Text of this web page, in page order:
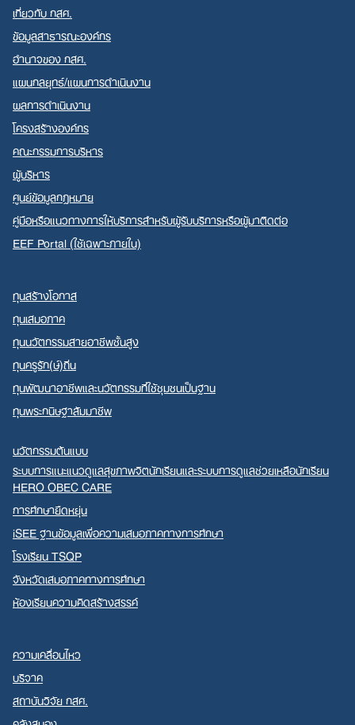
เกี่ยวกับ กสศ.
ข้อมูลสาธารณะองค์กร
อำนาจของ กสศ.
แผนกลยุทธ์/แผนการดำเนินงาน
ผลการดำเนินงาน
โครงสร้างองค์กร
คณะกรรมการบริหาร
ผู้บริหาร
ศูนย์ข้อมูลกฎหมาย
คู่มือหรือแนวทางการให้บริการสำหรับผู้รับบริการหรือผู้มาติดต่อ
EEF Portal (ใช้เฉพาะภายใน)
ทุนสร้างโอกาส
ทุนเสมอภาค
ทุนนวัตกรรมสายอาชีพชั้นสูง
ทุนครูรัก(ษ์)ถิ่น
ทุนพัฒนาอาชีพและนวัตกรรมที่ใช้ชุมชนเป็นฐาน
ทุนพระกนิษฐาสัมมาชีพ
นวัตกรรมต้นแบบ
ระบบการแนะแนวดูแลสุขภาพจิตนักเรียนและระบบการดูแลช่วยเหลือนักเรียน
HERO OBEC CARE
การศึกษายืดหยุ่น
iSEE ฐานข้อมูลเพื่อความเสมอภาคทางการศึกษา
โรงเรียน TSQP
จังหวัดเสมอภาคทางการศึกษา
ห้องเรียนความคิดสร้างสรรค์
ความเคลื่อนไหว
บริจาค
สถาบันวิจัย กสศ.